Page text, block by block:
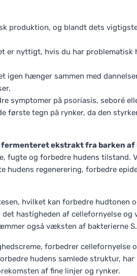
produktion, og blandt dets
er nyttigt, hvis du har problematisk
igen hænger sammen med
symptomer på psoriasis, seboré
første tegn på rynker, da den
ekstrakt fra barken af
fugte og forbedre hudens tilstand.
hudens regenerering, forbedre
hvilket kan forbedre hudtonen
hastigheden af cellefornyelse og
også væksten af bakterierne S.
forbedrer cellefornyelse
hudens samlede struktur, har
af fine linjer og rynker.